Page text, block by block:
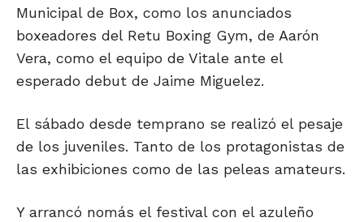
Municipal de Box, como los anunciados
boxeadores del Retu Boxing Gym, de Aarón
Vera, como el equipo de Vitale ante el
esperado debut de Jaime Miguelez.
El sábado desde temprano se realizó el pesaje
de los juveniles. Tanto de los protagonistas de
las exhibiciones como de las peleas amateurs.
Y arrancó nomás el festival con el azuleño